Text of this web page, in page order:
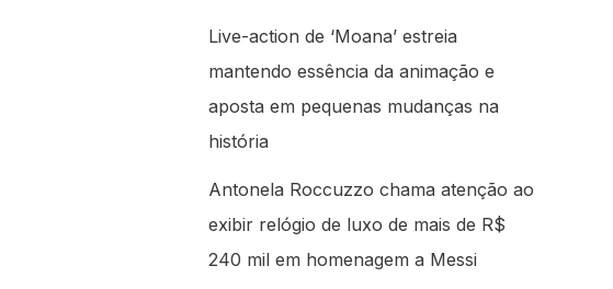
Live-action de ‘Moana’ estreia
mantendo essência da animação e
aposta em pequenas mudanças na
história
Antonela Roccuzzo chama atenção ao
exibir relógio de luxo de mais de R$
240 mil em homenagem a Messi